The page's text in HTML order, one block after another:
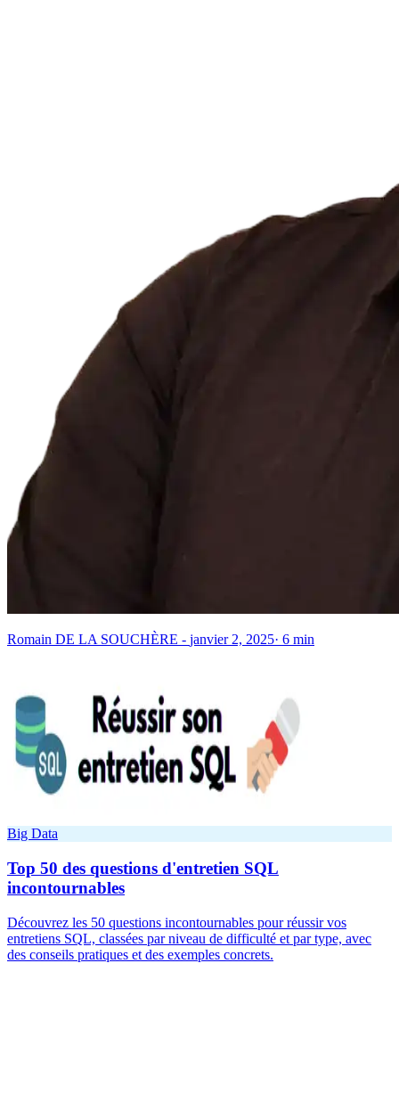
Romain DE LA SOUCHÈRE - janvier 2, 2025· 6 min
Big Data
Top 50 des questions d'entretien SQL
incontournables
Découvrez les 50 questions incontournables pour réussir vos
entretiens SQL, classées par niveau de difficulté et par type, avec
des conseils pratiques et des exemples concrets.